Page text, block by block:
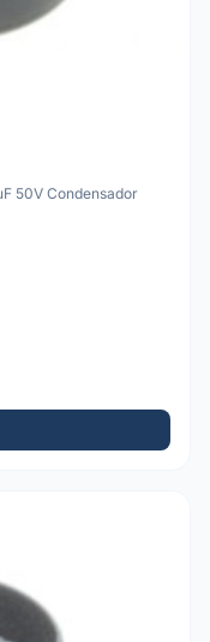
50V Condensador